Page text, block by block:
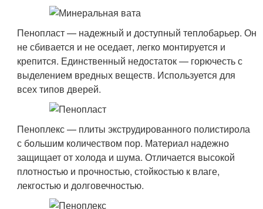
Пенопласт — надежный и доступный теплобарьер. Он
не сбивается и не оседает, легко монтируется и
крепится. Единственный недостаток — горючесть с
выделением вредных веществ. Используется для
всех типов дверей.
Пеноплекс — плиты экструдированного полистирола
с большим количеством пор. Материал надежно
защищает от холода и шума. Отличается высокой
плотностью и прочностью, стойкостью к влаге,
лекгостью и долговечностью.